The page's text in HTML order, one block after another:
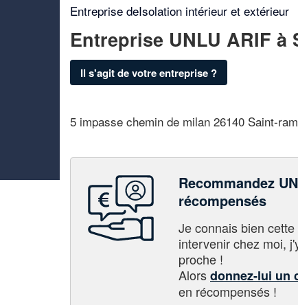
Entreprise deIsolation intérieur et extérieur
Entreprise UNLU ARIF à
Il s'agit de votre entreprise ?
5 impasse chemin de milan 26140 Saint-
Recommandez
récompensés
Je connais bien
intervenir chez moi,
proche !
Alorsdonnez-lui un
en récompensés !